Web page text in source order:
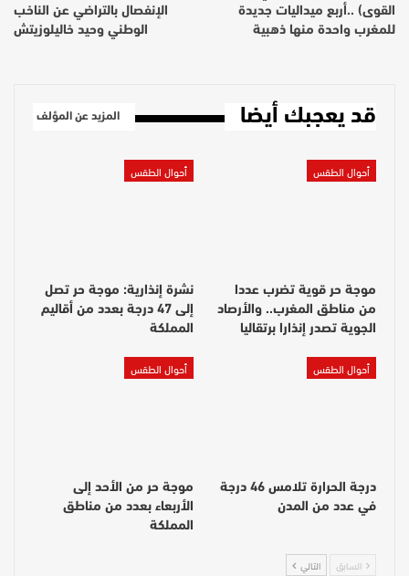
القوى) ..أربع ميداليات جديدة
للمغرب واحدة منها ذهبية
الإنفصال بالتراضي عن الناخب
الوطني وحيد خاليلوزيتش
قد يعجبك أيضا المزيد عن المؤلف
أحوال الطقس
موجة حر قوية تضرب عددا
من مناطق المغرب.. والأرصاد
الجوية تصدر إنذارا برتقاليا
أحوال الطقس
نشرة إنذارية: موجة حر تصل
إلى 47 درجة بعدد من أقاليم
المملكة
أحوال الطقس
درجة الحرارة تلامس 46 درجة
في عدد من المدن
أحوال الطقس
موجة حر من الأحد إلى
الأربعاء بعدد من مناطق
المملكة
السابق التالي